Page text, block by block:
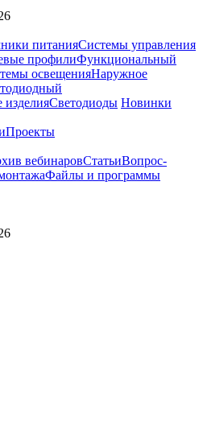
питанияСистемы управления
профилиФункциональный
освещенияНаружное
изделияСветодиоды Новинки
Проекты
вебинаровСтатьиВопрос-
Файлы и программы